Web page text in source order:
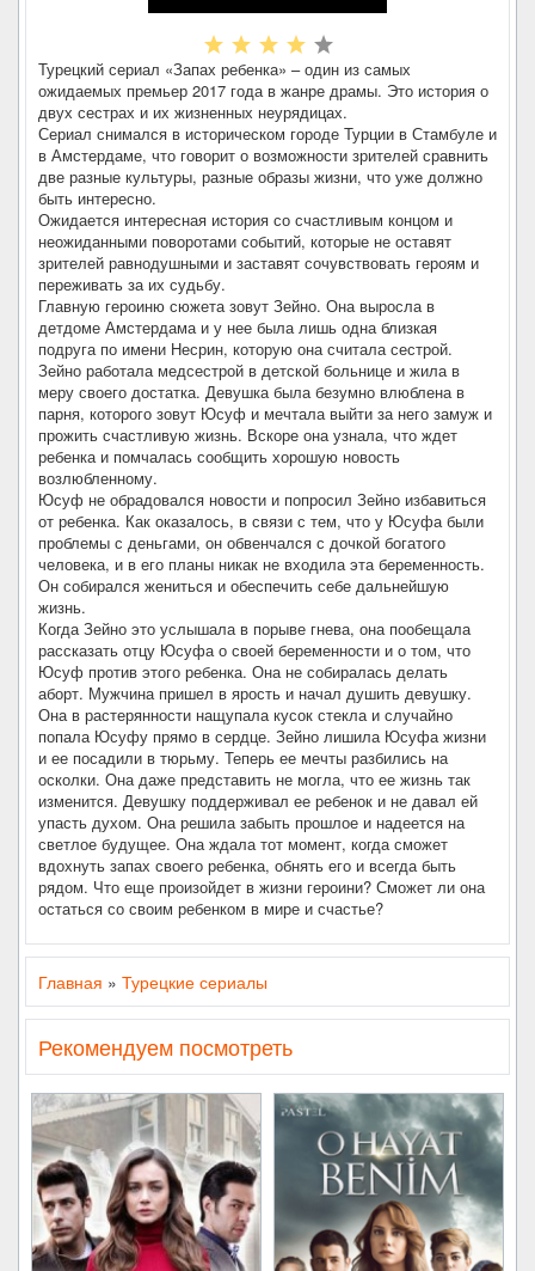
Турецкий сериал «Запах ребенка» – один из самых
ожидаемых премьер 2017 года в жанре драмы. Это история о
двух сестрах и их жизненных неурядицах.
Сериал снимался в историческом городе Турции в Стамбуле и
в Амстердаме, что говорит о возможности зрителей сравнить
две разные культуры, разные образы жизни, что уже должно
быть интересно.
Ожидается интересная история со счастливым концом и
неожиданными поворотами событий, которые не оставят
зрителей равнодушными и заставят сочувствовать героям и
переживать за их судьбу.
Главную героиню сюжета зовут Зейно. Она выросла в
детдоме Амстердама и у нее была лишь одна близкая
подруга по имени Несрин, которую она считала сестрой.
Зейно работала медсестрой в детской больнице и жила в
меру своего достатка. Девушка была безумно влюблена в
парня, которого зовут Юсуф и мечтала выйти за него замуж и
прожить счастливую жизнь. Вскоре она узнала, что ждет
ребенка и помчалась сообщить хорошую новость
возлюбленному.
Юсуф не обрадовался новости и попросил Зейно избавиться
от ребенка. Как оказалось, в связи с тем, что у Юсуфа были
проблемы с деньгами, он обвенчался с дочкой богатого
человека, и в его планы никак не входила эта беременность.
Он собирался жениться и обеспечить себе дальнейшую
жизнь.
Когда Зейно это услышала в порыве гнева, она пообещала
рассказать отцу Юсуфа о своей беременности и о том, что
Юсуф против этого ребенка. Она не собиралась делать
аборт. Мужчина пришел в ярость и начал душить девушку.
Она в растерянности нащупала кусок стекла и случайно
попала Юсуфу прямо в сердце. Зейно лишила Юсуфа жизни
и ее посадили в тюрьму. Теперь ее мечты разбились на
осколки. Она даже представить не могла, что ее жизнь так
изменится. Девушку поддерживал ее ребенок и не давал ей
упасть духом. Она решила забыть прошлое и надеется на
светлое будущее. Она ждала тот момент, когда сможет
вдохнуть запах своего ребенка, обнять его и всегда быть
рядом. Что еще произойдет в жизни героини? Сможет ли она
остаться со своим ребенком в мире и счастье?
Главная » Турецкие сериалы
Рекомендуем посмотреть